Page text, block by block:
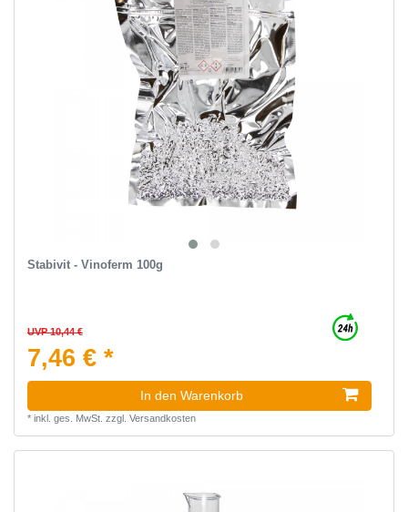
Stabivit - Vinoferm 100g
UVP 10,44 €
7,46 € *
In den Warenkorb
* inkl. ges. MwSt. zzgl. Versandkosten